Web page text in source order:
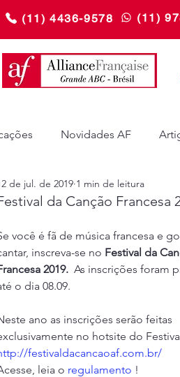
(11) 4436-9578 (11)
Novidades AF
da Canção Francesa
de jul. de 2019 1 min de leitura
você é fã de música francesa e
inscreva-se no Festival da
2019. As inscrições foram
o dia 08.09.
ano as inscrições serão feitas
no hotsite do
festivaldacancaoaf.com.br/
leia o regulamento !